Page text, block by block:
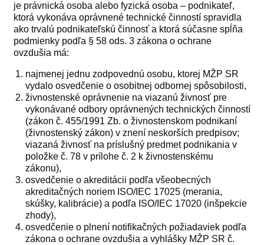
je právnická osoba alebo fyzická osoba – podnikateľ,
ktorá vykonáva oprávnené technické činností spravidla
ako trvalú podnikateľskú činnosť a ktorá súčasne spĺňa
podmienky podľa § 58 ods. 3 zákona o ochrane
ovzdušia má:
najmenej jednu zodpovednú osobu, ktorej MŽP SR
vydalo osvedčenie o osobitnej odbornej spôsobilosti,
živnostenské oprávnenie na viazanú živnosť pre
vykonávané odbory oprávnených technických činností
(zákon č. 455/1991 Zb. o živnostenskom podnikaní
(živnostenský zákon) v znení neskorších predpisov;
viazaná živnosť na príslušný predmet podnikania v
položke č. 78 v prílohe č. 2 k živnostenskému
zákonu),
osvedčenie o akreditácii podľa všeobecných
akreditačných noriem ISO/IEC 17025 (merania,
skúšky, kalibrácie) a podľa ISO/IEC 17020 (inšpekcie
zhody),
osvedčenie o plnení notifikačných požiadaviek podľa
zákona o ochrane ovzdušia a vyhlášky MŽP SR č.